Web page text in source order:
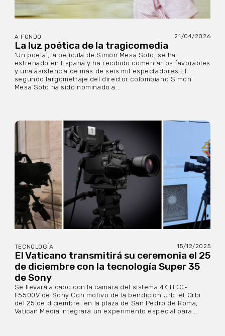
A FONDO 21/04/2026
La luz poética de la tragicomedia
‘Un poeta’, la película de Simón Mesa Soto, se ha
estrenado en España y ha recibido comentarios favorables
y una asistencia de más de seis mil espectadores El
segundo largometraje del director colombiano Simón
Mesa Soto ha sido nominado a...
TECNOLOGÍA 15/12/2025
El Vaticano transmitirá su ceremonia el 25
de diciembre con la tecnología Super 35
de Sony
Se llevará a cabo con la cámara del sistema 4K HDC-
F5500V de Sony Con motivo de la bendición Urbi et Orbi
del 25 de diciembre, en la plaza de San Pedro de Roma,
Vatican Media integrará un experimento especial para...